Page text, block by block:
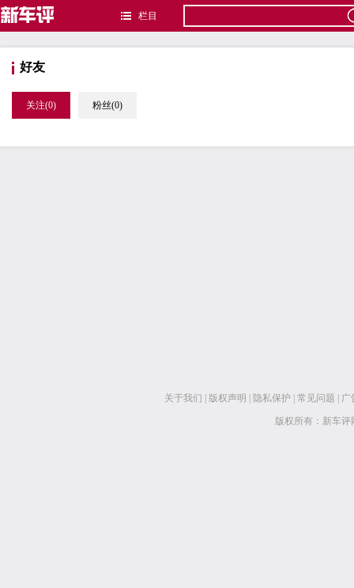
栏目
好友
关注(0) 粉丝(0)
关于我们 版权声明 隐私保护 常见问题 广
版权所有：新车评